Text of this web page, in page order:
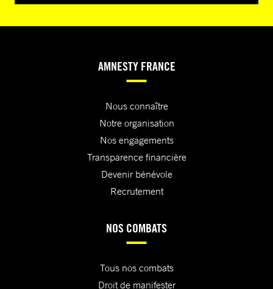
AMNESTY FRANCE
Nous connaître
Notre organisation
Nos engagements
Transparence financière
Devenir bénévole
Recrutement
NOS COMBATS
Tous nos combats
Droit de manifester